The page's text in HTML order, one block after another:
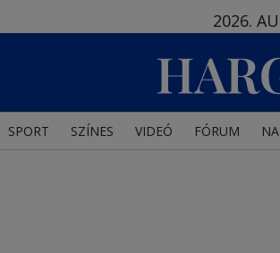
2026.
SPORT SZÍNES VIDEÓ FÓRUM